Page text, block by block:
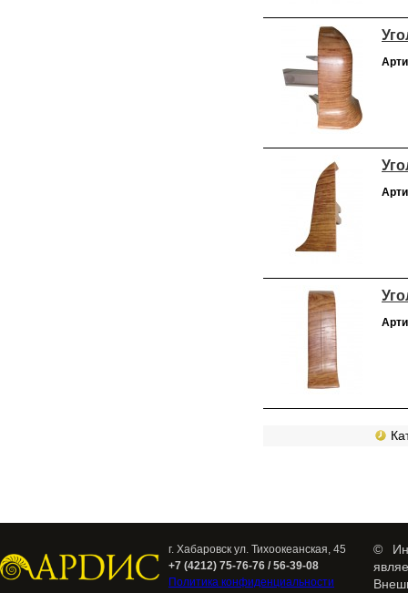
г. Хабаровск ул. Тихоокеанская, 45
+7 (4212) 75-76-76 / 56-39-08
Политика конфиденциальности
©